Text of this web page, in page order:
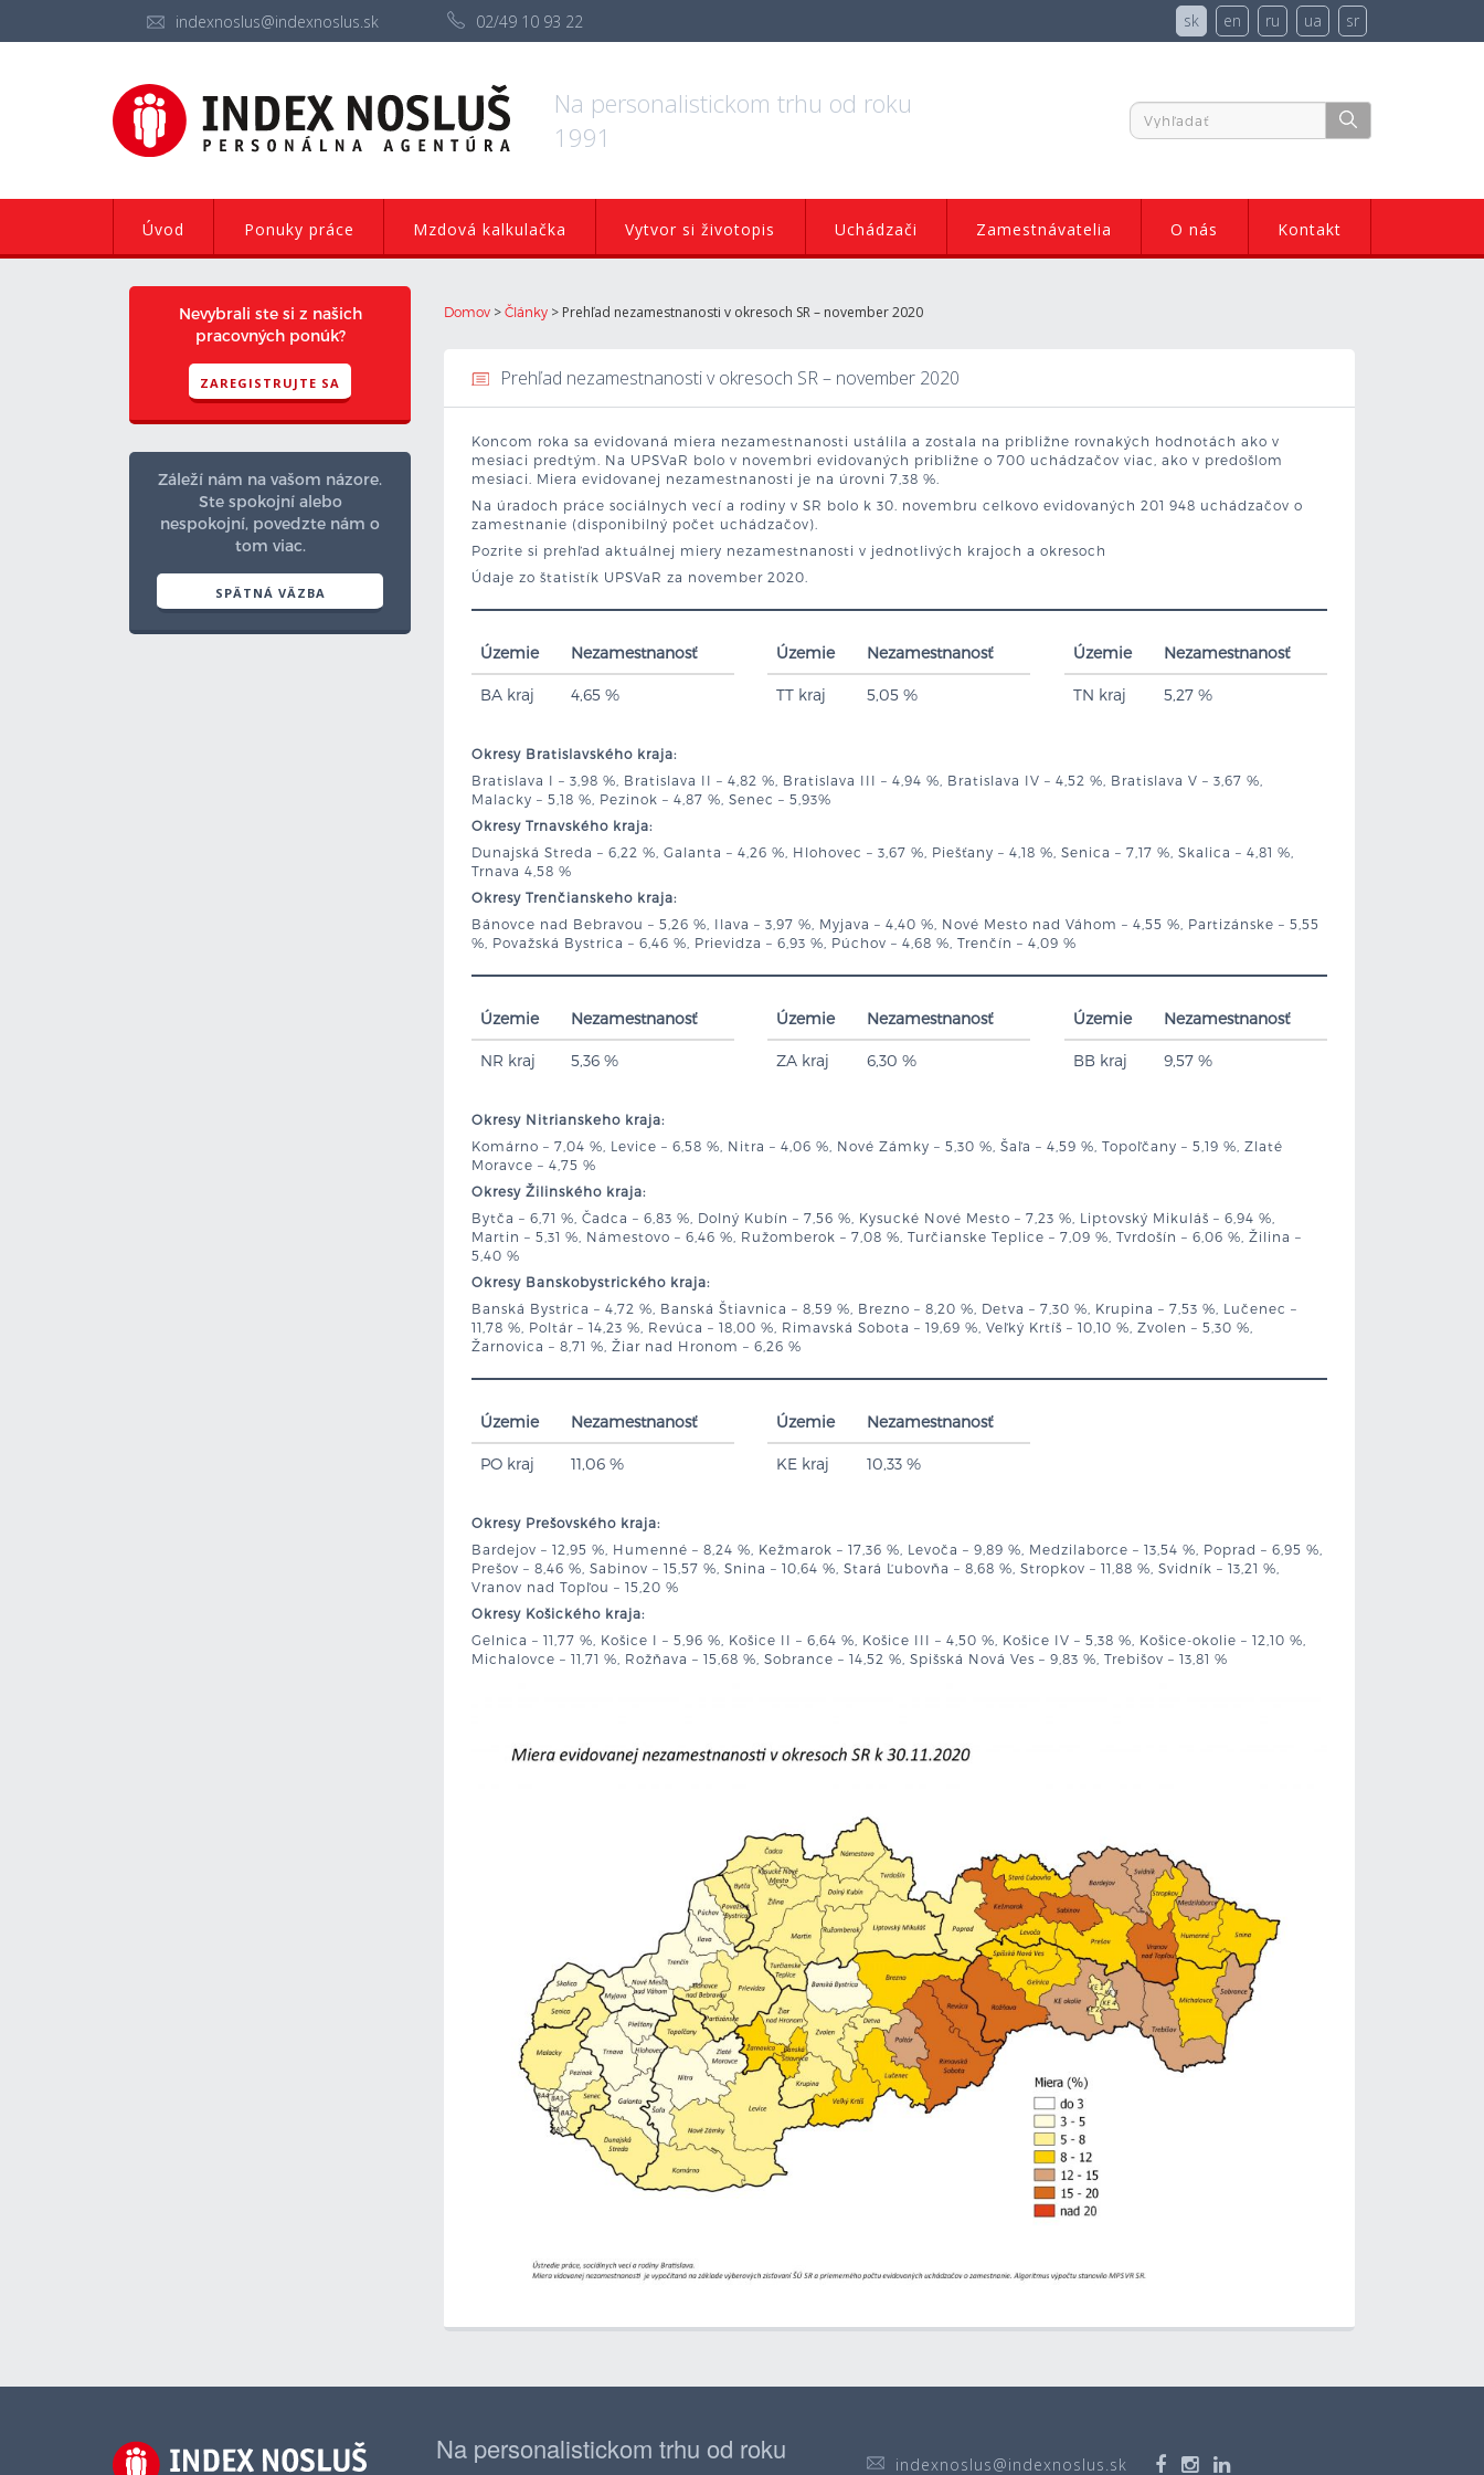
indexnoslus@indexnoslus.sk 02/49 10 93 22 sk en ru ua sr
Na personalistickom trhu od roku
1991
Úvod Ponuky práce Mzdová kalkulačka Vytvor si životopis Uchádzači Zamestnávatelia O nás Kontakt
Domov > Články > Prehľad nezamestnanosti v okresoch SR – november 2020
Prehľad nezamestnanosti v okresoch SR – november 2020
Koncom roka sa evidovaná miera nezamestnanosti ustálila a zostala na približne rovnakých hodnotách ako v
mesiaci predtým. Na UPSVaR bolo v novembri evidovaných približne o 700 uchádzačov viac, ako v predošlom
mesiaci. Miera evidovanej nezamestnanosti je na úrovni 7,38 %.
Na úradoch práce sociálnych vecí a rodiny v SR bolo k 30. novembru celkovo evidovaných 201 948 uchádzačov o
zamestnanie (disponibilný počet uchádzačov).
Pozrite si prehľad aktuálnej miery nezamestnanosti v jednotlivých krajoch a okresoch
Údaje zo štatistík UPSVaR za november 2020.
Územie Nezamestnanosť
BA kraj 4,65 %
Územie Nezamestnanosť
TT kraj 5,05 %
Územie Nezamestnanosť
TN kraj 5,27 %
Okresy Bratislavského kraja:
Bratislava I – 3,98 %, Bratislava II – 4,82 %, Bratislava III – 4,94 %, Bratislava IV – 4,52 %, Bratislava V – 3,67 %,
Malacky – 5,18 %, Pezinok – 4,87 %, Senec – 5,93%
Okresy Trnavského kraja:
Dunajská Streda – 6,22 %, Galanta – 4,26 %, Hlohovec – 3,67 %, Piešťany – 4,18 %, Senica – 7,17 %, Skalica – 4,81 %,
Trnava 4,58 %
Okresy Trenčianskeho kraja:
Bánovce nad Bebravou – 5,26 %, Ilava – 3,97 %, Myjava – 4,40 %, Nové Mesto nad Váhom – 4,55 %, Partizánske – 5,55
%, Považská Bystrica – 6,46 %, Prievidza – 6,93 %, Púchov – 4,68 %, Trenčín – 4,09 %
Územie Nezamestnanosť
NR kraj 5,36 %
Územie Nezamestnanosť
ZA kraj 6,30 %
Územie Nezamestnanosť
BB kraj 9,57 %
Okresy Nitrianskeho kraja:
Komárno – 7,04 %, Levice – 6,58 %, Nitra – 4,06 %, Nové Zámky – 5,30 %, Šaľa – 4,59 %, Topoľčany – 5,19 %, Zlaté
Moravce – 4,75 %
Okresy Žilinského kraja:
Bytča – 6,71 %, Čadca – 6,83 %, Dolný Kubín – 7,56 %, Kysucké Nové Mesto – 7,23 %, Liptovský Mikuláš – 6,94 %,
Martin – 5,31 %, Námestovo – 6,46 %, Ružomberok – 7,08 %, Turčianske Teplice – 7,09 %, Tvrdošín – 6,06 %, Žilina –
5,40 %
Okresy Banskobystrického kraja:
Banská Bystrica – 4,72 %, Banská Štiavnica – 8,59 %, Brezno – 8,20 %, Detva – 7,30 %, Krupina – 7,53 %, Lučenec –
11,78 %, Poltár – 14,23 %, Revúca – 18,00 %, Rimavská Sobota – 19,69 %, Veľký Krtíš – 10,10 %, Zvolen – 5,30 %,
Žarnovica – 8,71 %, Žiar nad Hronom – 6,26 %
Územie Nezamestnanosť
PO kraj 11,06 %
Územie Nezamestnanosť
KE kraj 10,33 %
Okresy Prešovského kraja:
Bardejov – 12,95 %, Humenné – 8,24 %, Kežmarok – 17,36 %, Levoča – 9,89 %, Medzilaborce – 13,54 %, Poprad – 6,95 %,
Prešov – 8,46 %, Sabinov – 15,57 %, Snina – 10,64 %, Stará Ľubovňa – 8,68 %, Stropkov – 11,88 %, Svidník – 13,21 %,
Vranov nad Topľou – 15,20 %
Okresy Košického kraja:
Gelnica – 11,77 %, Košice I – 5,96 %, Košice II – 6,64 %, Košice III – 4,50 %, Košice IV – 5,38 %, Košice-okolie – 12,10 %,
Michalovce – 11,71 %, Rožňava – 15,68 %, Sobrance – 14,52 %, Spišská Nová Ves – 9,83 %, Trebišov – 13,81 %
Nevybrali ste si z našich
pracovných ponúk?
ZAREGISTRUJTE SA
Záleží nám na vašom názore.
Ste spokojní alebo
nespokojní, povedzte nám o
tom viac.
SPÄTNÁ VÄZBA
Na personalistickom trhu od roku
indexnoslus@indexnoslus.sk